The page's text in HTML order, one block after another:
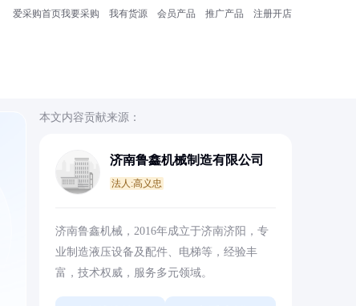
爱采购首页我要采购 我有货源 会员产品 推广产品 注册开店
本文内容贡献来源：
济南鲁鑫机械制造有限公司
法人:高义忠
济南鲁鑫机械，2016年成立于济南济阳，专
业制造液压设备及配件、电梯等，经验丰
富，技术权威，服务多元领域。